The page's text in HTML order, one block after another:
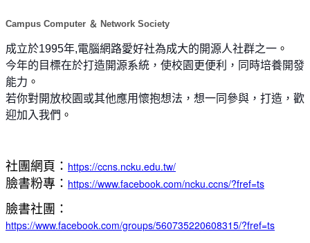
Campus Computer ＆ Network Society
成立於1995年,電腦網路愛好社為成大的開源人社群之一 。
今年的目標在於打造開源系統，使校園更便利，同時培養開發
能力 。
若你對開放校園或其他應用懷抱想法，想一同參與，打造，歡
迎加入我們 。
社團網頁： https://ccns.ncku.edu.tw/
臉書粉專： https://www.facebook.com/ncku.ccns/?fref=ts
臉書社團：
https://www.facebook.com/groups/560735220608315/?fref=ts